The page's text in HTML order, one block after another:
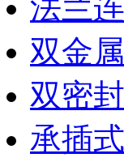
法兰
双金
双密
承插